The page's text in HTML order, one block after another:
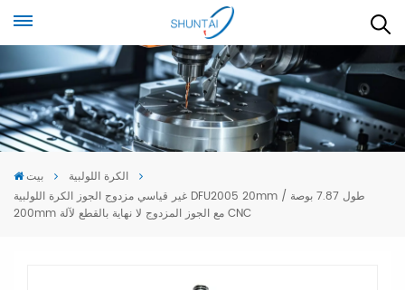
بيت
الكرة اللولبية
غير قياسي مزدوج الجوز الكرة اللولبية DFU2005 20mm طول 7.87 بوصة /
200mm مع الجوز المزدوج لا نهاية بالقطع لآلة CNC